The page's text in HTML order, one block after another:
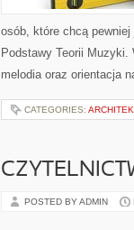
osób, które chcą
Podstawy Teorii
melodia oraz orientacja
CATEGORIES:
POSTED BY ADMIN